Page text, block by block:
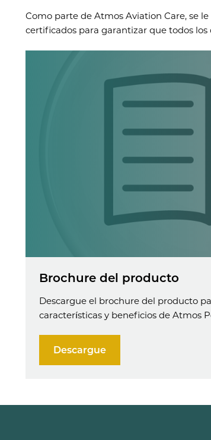
Como parte de Atmos Aviation Care, se
certificados para garantizar que todos
Brochure del producto
Descargue el brochure del producto
características y beneficios de Atmos
Descargue